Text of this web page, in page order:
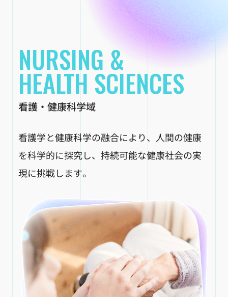
NURSING &
HEALTH SCIENCES
看護・健康科学域
看護学と健康科学の融合により、人間の健康
を科学的に探究し、持続可能な健康社会の実
現に挑戦します。